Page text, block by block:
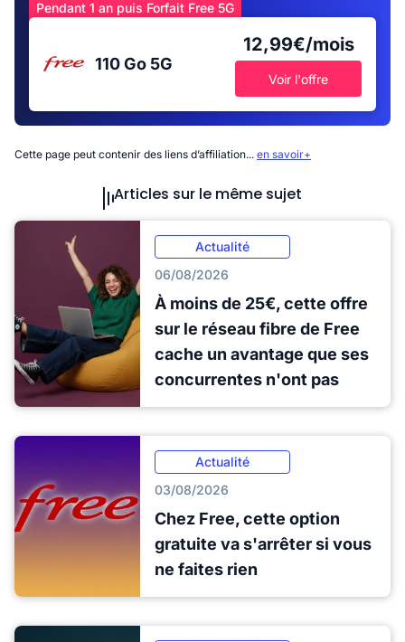
Pendant 1 an puis Forfait Free 5G
110 Go 5G
12,99€/mois
Voir l'offre
Cette page peut contenir des liens d’affiliation... en savoir+
Articles sur le même sujet
Actualité
06/08/2026
À moins de 25€, cette offre
sur le réseau fibre de Free
cache un avantage que ses
concurrentes n'ont pas
Actualité
03/08/2026
Chez Free, cette option
gratuite va s'arrêter si vous
ne faites rien